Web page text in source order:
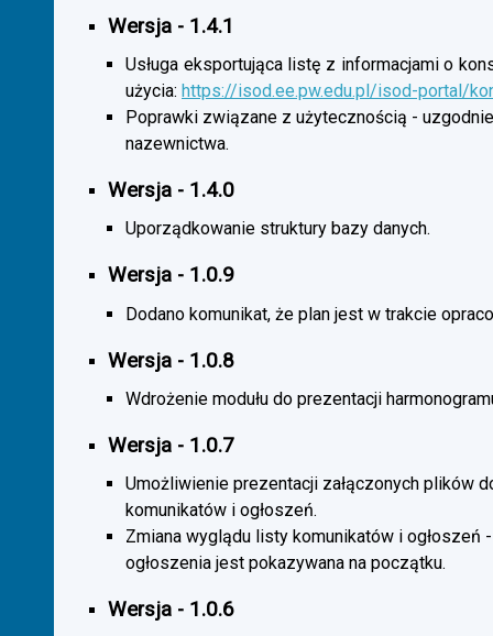
Wersja - 1.4.1
Usługa eksportująca listę z informacjami o
użycia: https://isod.ee.pw.edu.pl/isod-portal/
Poprawki związane z użytecznością -
nazewnictwa.
Wersja - 1.4.0
Uporządkowanie struktury bazy danych.
Wersja - 1.0.9
Dodano komunikat, że plan jest w trakcie
Wersja - 1.0.8
Wdrożenie modułu do prezentacji
Wersja - 1.0.7
Umożliwienie prezentacji załączonych plików
komunikatów i ogłoszeń.
Zmiana wyglądu listy komunikatów i ogłoszeń
ogłoszenia jest pokazywana na początku.
Wersja - 1.0.6